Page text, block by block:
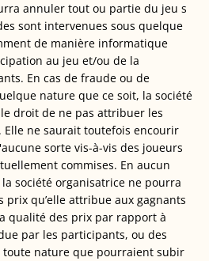
annuler tout ou partie du jeu s
sont intervenues sous quelque
de manière informatique
au jeu et/ou de la
En cas de fraude ou de
nature que ce soit, la société
droit de ne pas attribuer les
ne saurait toutefois encourir
sorte vis-à-vis des joueurs
commises. En aucun
société organisatrice ne pourra
prix qu’elle attribue aux gagnants
qualité des prix par rapport à
par les participants, ou des
toute nature que pourraient subir